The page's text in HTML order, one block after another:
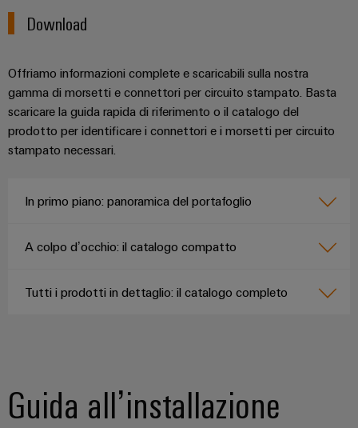
Download
Offriamo informazioni complete e scaricabili sulla nostra
gamma di morsetti e connettori per circuito stampato. Basta
scaricare la guida rapida di riferimento o il catalogo del
prodotto per identificare i connettori e i morsetti per circuito
stampato necessari.
In primo piano: panoramica del portafoglio
A colpo d’occhio: il catalogo compatto
Tutti i prodotti in dettaglio: il catalogo completo
Guida all’installazione